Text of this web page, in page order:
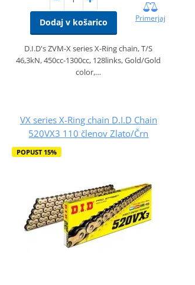
Dodaj v košarico Primerjaj
D.I.D's ZVM-X series X-Ring chain, T/S
46,3kN, 450cc-1300cc, 128links, Gold/Gold
color,…
VX series X-Ring chain D.I.D Chain
520VX3 110 členov Zlato/Črn
POPUST 15%